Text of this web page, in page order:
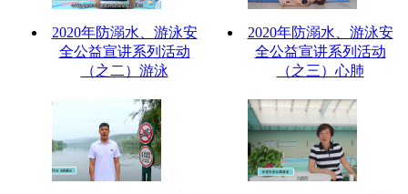
2020年防溺水、游泳安
全公益宣讲系列活动
（之二）游泳
2020年防溺水、游泳安
全公益宣讲系列活动
（之三）心肺